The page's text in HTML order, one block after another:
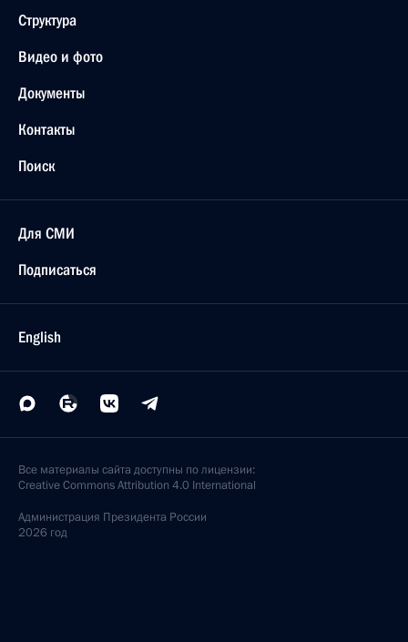
Структура
Видео и фото
Документы
Контакты
Поиск
Для СМИ
Подписаться
English
Все материалы сайта доступны по лицензии:
Creative Commons Attribution 4.0 International
Администрация Президента России
2026 год